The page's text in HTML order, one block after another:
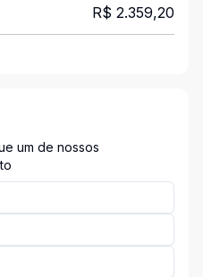
R$ 2.359,20
um de nossos